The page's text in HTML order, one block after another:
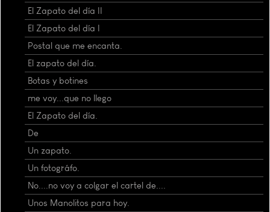
El Zapato del día II
El Zapato del día I
Postal que me encanta.
El zapato del día.
Botas y botines
me voy...que no llego
El Zapato del día.
De
Un zapato.
Un fotográfo.
No....no voy a colgar el cartel de....
Unos Manolitos para hoy.